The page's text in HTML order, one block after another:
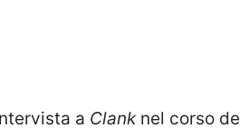
a Clank nel corso